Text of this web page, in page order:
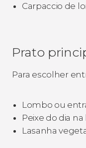
Carpaccio de
Prato
Para escolher
Lombo ou
Peixe do dia na
Lasanha